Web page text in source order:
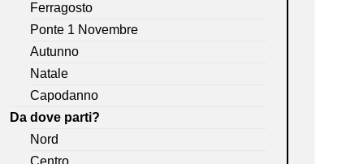
Ferragosto
Ponte 1 Novembre
Autunno
Natale
Capodanno
Da dove parti?
Nord
Centro